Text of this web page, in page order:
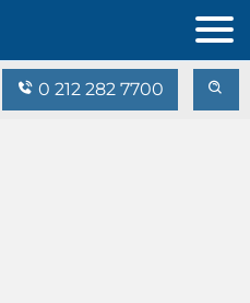
0 212 282 7700